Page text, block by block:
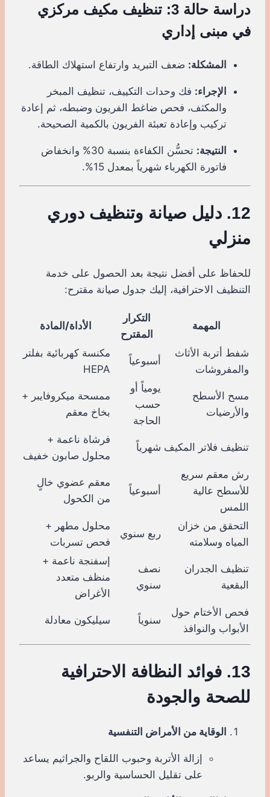
دراسة حالة 3: تنظيف مكيف مركزي
في مبنى إداري
المشكلة: ضعف التبريد وارتفاع استهلاك الطاقة.
الإجراء: فك وحدات التكييف، تنظيف المبخر
والمكثف، فحص ضاغط الفريون وضبطه، ثم إعادة
تركيب وإعادة تعبئة الفريون بالكمية الصحيحة.
النتيجة:
تحسُّن الكفاءة بنسبة 30% وانخفاض
فاتورة الكهرباء شهرياً بمعدل 15%.
12. دليل صيانة وتنظيف دوري
منزلي
للحفاظ على أفضل نتيجة بعد الحصول على خدمة
التنظيف الاحترافية، إليك جدول صيانة مقترح:
المهمة
التكرار
المقترح
الأداة/المادة
شفط أتربة الأثاث
والمفروشات
أسبوعياً
مكنسة كهربائية بفلتر
HEPA
مسح الأسطح
والأرضيات
يومياً أو
حسب
الحاجة
ممسحة ميكروفايبر +
بخاخ معقم
تنظيف فلاتر المكيف شهرياً
فرشاة ناعمة +
محلول صابون خفيف
رش معقم سريع
للأسطح عالية
اللمس
أسبوعياً
معقم عضوي خالٍ
من الكحول
التحقق من خزان
المياه وسلامته
ربع سنوي
محلول مطهر +
فحص تسربات
تنظيف الجدران
البقعية
نصف
سنوي
إسفنجة ناعمة +
منظف متعدد
الأغراض
فحص الأختام حول
الأبواب والنوافذ
سنوياً سيليكون معادلة
13. فوائد النظافة الاحترافية
للصحة والجودة
الوقاية من الأمراض التنفسية
إزالة الأتربة وحبوب اللقاح والجراثيم يساعد
على تقليل الحساسية والربو.